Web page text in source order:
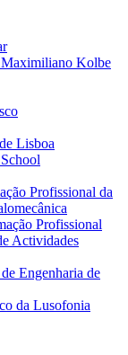
Kolbe
Lisboa
Profissional da
Profissional
Actividades
Engenharia de
da Lusofonia